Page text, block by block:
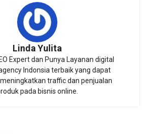
Linda Yulita
Expert dan Punya Layanan digital
Indonsia terbaik yang dapat
traffic dan penjualan
pada bisnis online.